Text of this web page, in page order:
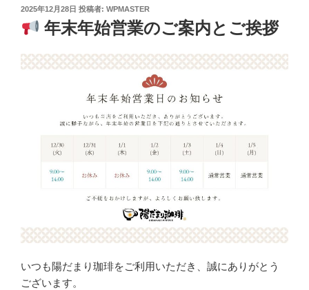
投
日:
2025年12月28日 投稿者: WPMASTER
年末年始営業のご案内とご挨拶
いつも陽だまり珈琲をご利用いただき、誠にありがとう
ございます。